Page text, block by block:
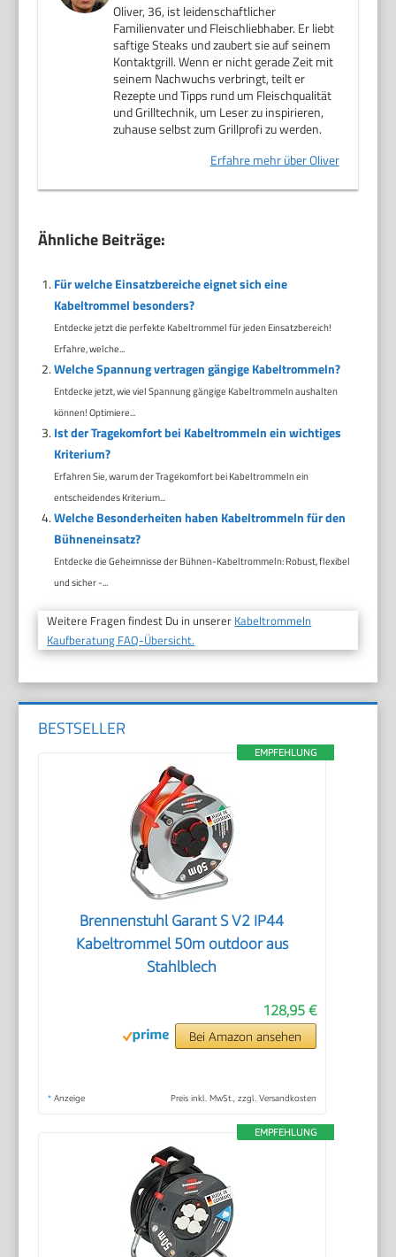
Oliver, 36, ist leidenschaftlicher
Familienvater und Fleischliebhaber. Er liebt
saftige Steaks und zaubert sie auf seinem
Kontaktgrill. Wenn er nicht gerade Zeit mit
seinem Nachwuchs verbringt, teilt er
Rezepte und Tipps rund um Fleischqualität
und Grilltechnik, um Leser zu inspirieren,
zuhause selbst zum Grillprofi zu werden.
Erfahre mehr über Oliver
Ähnliche Beiträge:
Für welche Einsatzbereiche eignet sich eine
Kabeltrommel besonders?
Entdecke jetzt die perfekte Kabeltrommel für jeden Einsatzbereich!
Erfahre, welche...
Welche Spannung vertragen gängige Kabeltrommeln?
Entdecke jetzt, wie viel Spannung gängige Kabeltrommeln aushalten
können! Optimiere...
Ist der Tragekomfort bei Kabeltrommeln ein wichtiges
Kriterium?
Erfahren Sie, warum der Tragekomfort bei Kabeltrommeln ein
entscheidendes Kriterium...
Welche Besonderheiten haben Kabeltrommeln für den
Bühneneinsatz?
Entdecke die Geheimnisse der Bühnen-Kabeltrommeln: Robust, flexibel
und sicher -...
Weitere Fragen findest Du in unserer Kabeltrommeln
Kaufberatung FAQ-Übersicht.
BESTSELLER
EMPFEHLUNG
Brennenstuhl Garant S V2 IP44
Kabeltrommel 50m outdoor aus
Stahlblech
128,95 €
Bei Amazon ansehen
* Anzeige Preis inkl. MwSt., zzgl. Versandkosten
EMPFEHLUNG